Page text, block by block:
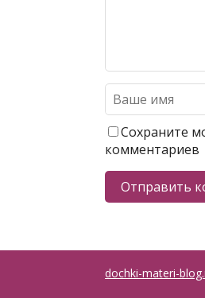
Сохраните
комментариев
dochki-materi-